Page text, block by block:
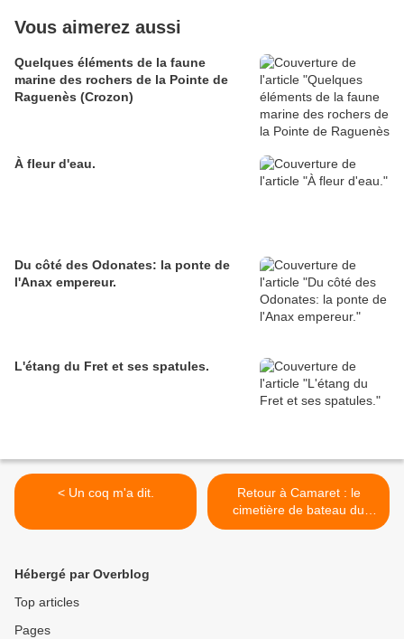
Vous aimerez aussi
Quelques éléments de la faune
marine des rochers de la Pointe de
Raguenès (Crozon)
À fleur d'eau.
Du côté des Odonates: la ponte de
l'Anax empereur.
L'étang du Fret et ses spatules.
< Un coq m'a dit.
Retour à Camaret : le
cimetière de bateau du
Sillon de Rocamadour. >
Hébergé par Overblog
Top articles
Pages